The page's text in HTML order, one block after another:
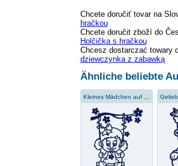
Chcete doručiť tovar na
hračkou
Chcete doručit zboží do
Holčička s hračkou
Chcesz dostarczać towary
dziewczynka z zabawką
Ähnliche beliebte
Kleines Mädchen auf der Schaukel